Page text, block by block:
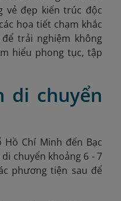
vẻ đẹp kiến trúc độc
họa tiết chạm khắc
trải nghiệm không
hiểu phong tục, tập
di chuyển
Chí Minh đến Bạc
chuyển khoảng 6 - 7
phương tiện sau để